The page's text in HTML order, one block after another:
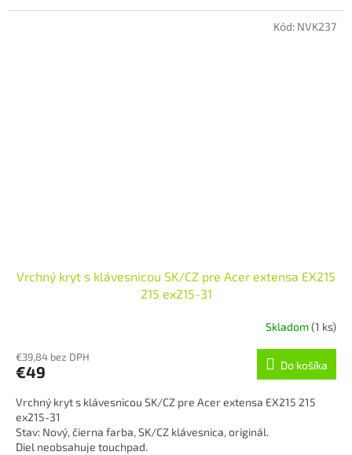
Vrchný kryt s klávesnicou SK/CZ pre Acer extensa EX215
215 ex215-31
Skladom(1 ks)
€39,84 bez DPH
€49 Do košíka
Vrchný kryt s klávesnicou SK/CZ pre Acer extensa EX215 215
ex215-31
Stav: Nový, čierna farba, SK/CZ klávesnica, originál.
Diel neobsahuje touchpad.
Kód: NVK237